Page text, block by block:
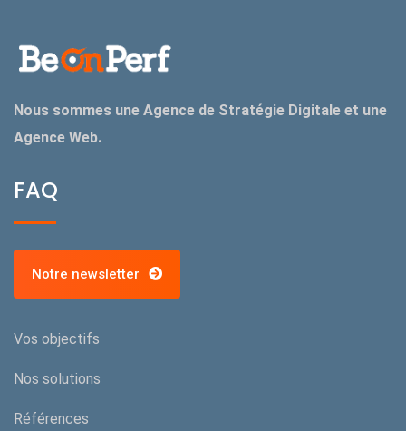
Nous sommes une Agence de Stratégie Digitale et une
Agence Web.
FAQ
Notre newsletter
Vos objectifs
Nos solutions
Références